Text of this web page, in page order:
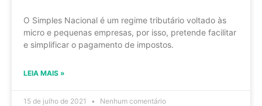
O Simples Nacional é um regime tributário voltado às
micro e pequenas empresas, por isso, pretende facilitar
e simplificar o pagamento de impostos.
LEIA MAIS »
15 de julho de 2021 Nenhum comentário